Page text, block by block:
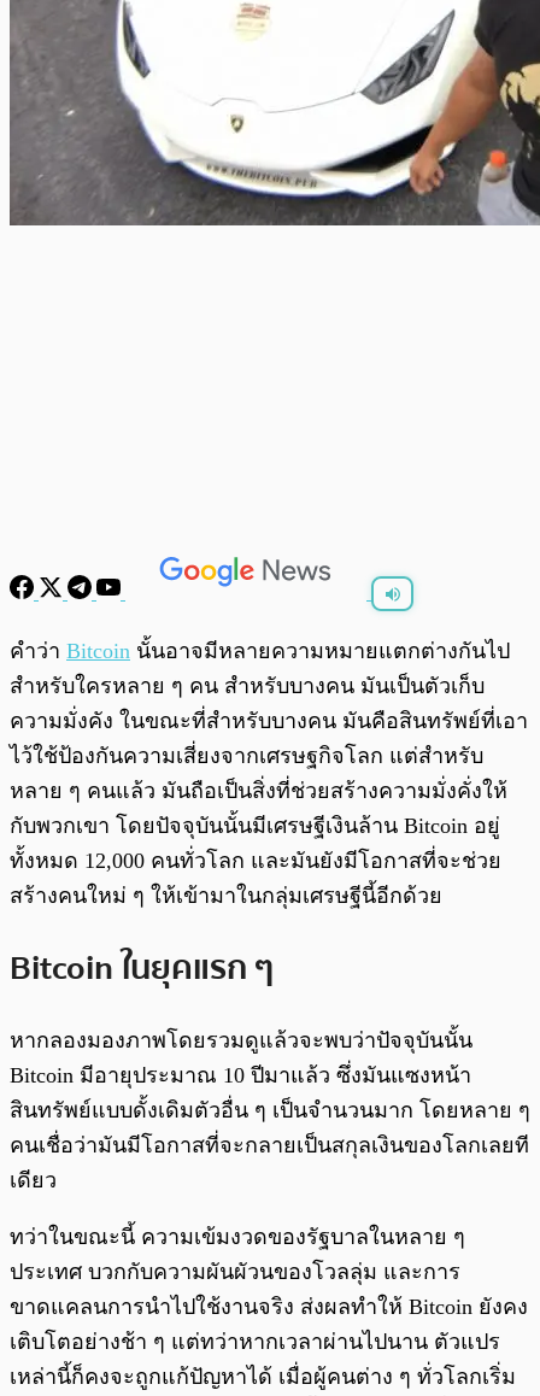
0:00 0:00
คำว่า Bitcoin นั้นอาจมีหลายความหมายแตกต่างกันไป
สำหรับใครหลาย ๆ คน สำหรับบางคน มันเป็นตัวเก็บ
ความมั่งคัง ในขณะที่สำหรับบางคน มันคือสินทรัพย์ที่เอา
ไว้ใช้ป้องกันความเสี่ยงจากเศรษฐกิจโลก แต่สำหรับ
หลาย ๆ คนแล้ว มันถือเป็นสิ่งที่ช่วยสร้างความมั่งคั่งให้
กับพวกเขา โดยปัจจุบันนั้นมีเศรษฐีเงินล้าน Bitcoin อยู่
ทั้งหมด 12,000 คนทั่วโลก และมันยังมีโอกาสที่จะช่วย
สร้างคนใหม่ ๆ ให้เข้ามาในกลุ่มเศรษฐีนี้อีกด้วย
Bitcoin ในยุคแรก ๆ
หากลองมองภาพโดยรวมดูแล้วจะพบว่าปัจจุบันนั้น
Bitcoin มีอายุประมาณ 10 ปีมาแล้ว ซึ่งมันแซงหน้า
สินทรัพย์แบบดั้งเดิมตัวอื่น ๆ เป็นจำนวนมาก โดยหลาย ๆ
คนเชื่อว่ามันมีโอกาสที่จะกลายเป็นสกุลเงินของโลกเลยที
เดียว
ทว่าในขณะนี้ ความเข้มงวดของรัฐบาลในหลาย ๆ
ประเทศ บวกกับความผันผัวนของโวลลุ่ม และการ
ขาดแคลนการนำไปใช้งานจริง ส่งผลทำให้ Bitcoin ยังคง
เติบโตอย่างช้า ๆ แต่ทว่าหากเวลาผ่านไปนาน ตัวแปร
เหล่านี้ก็คงจะถูกแก้ปัญหาได้ เมื่อผู้คนต่าง ๆ ทั่วโลกเริ่ม